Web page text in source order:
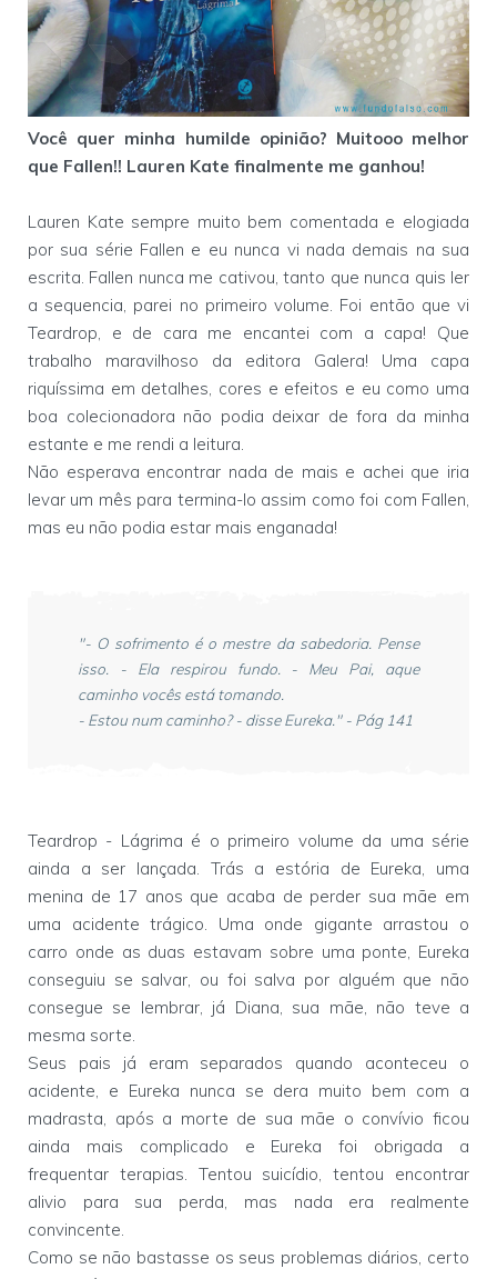
Você quer minha humilde opinião? Muitooo melhor
que Fallen!! Lauren Kate finalmente me ganhou!
Lauren Kate sempre muito bem comentada e elogiada
por sua série Fallen e eu nunca vi nada demais na sua
escrita. Fallen nunca me cativou, tanto que nunca quis ler
a sequencia, parei no primeiro volume. Foi então que vi
Teardrop, e de cara me encantei com a capa! Que
trabalho maravilhoso da editora Galera! Uma capa
riquíssima em detalhes, cores e efeitos e eu como uma
boa colecionadora não podia deixar de fora da minha
estante e me rendi a leitura.
Não esperava encontrar nada de mais e achei que iria
levar um mês para termina-lo assim como foi com Fallen,
mas eu não podia estar mais enganada!
"- O sofrimento é o mestre da sabedoria. Pense
isso. - Ela respirou fundo. - Meu Pai, aque
caminho vocês está tomando.
- Estou num caminho? - disse Eureka." - Pág 141
Teardrop - Lágrima é o primeiro volume da uma série
ainda a ser lançada. Trás a estória de Eureka, uma
menina de 17 anos que acaba de perder sua mãe em
uma acidente trágico. Uma onde gigante arrastou o
carro onde as duas estavam sobre uma ponte, Eureka
conseguiu se salvar, ou foi salva por alguém que não
consegue se lembrar, já Diana, sua mãe, não teve a
mesma sorte.
Seus pais já eram separados quando aconteceu o
acidente, e Eureka nunca se dera muito bem com a
madrasta, após a morte de sua mãe o convívio ficou
ainda mais complicado e Eureka foi obrigada a
frequentar terapias. Tentou suicídio, tentou encontrar
alivio para sua perda, mas nada era realmente
convincente.
Como se não bastasse os seus problemas diários, certo